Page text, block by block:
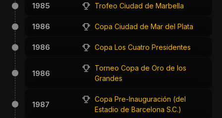
1985 Trofeo Ciudad de Marbella
1986 Copa Ciudad de Mar del Plata
1986 Copa Los Cuatro Presidentes
1986
Torneo Copa de Oro de los
Grandes
1987
Copa Pre-Inauguración (del
Estadio de Barcelona S.C.)